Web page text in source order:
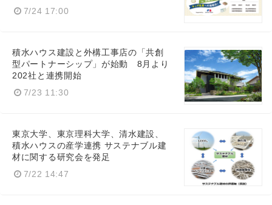
7/24 17:00
積水ハウス建設と外構工事店の「共創
型パートナーシップ」が始動 8月より
202社と連携開始
7/23 11:30
東京大学、東京理科大学、清水建設、
積水ハウスの産学連携 サステナブル建
材に関する研究会を発足
7/22 14:47